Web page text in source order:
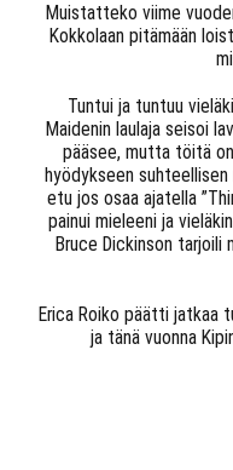
Muistatteko viime
Kokkolaan pitämään
Tuntui ja tuntuu
Maidenin laulaja seisoi
pääsee, mutta töitä
hyödykseen
etu jos osaa ajatella
painui mieleeni ja
Bruce Dickinson tarjoili
Erica Roiko päätti jatkaa
ja tänä vuonna